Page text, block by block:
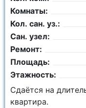
Комнаты:
Кол. сан. уз.:
Сан. узел:
Ремонт:
Площадь:
Этажность:
Сдаётся на
квартира.